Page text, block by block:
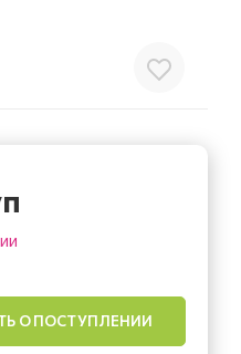
О ПОСТУПЛЕНИИ